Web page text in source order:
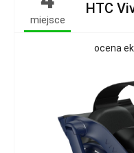
miejsce
HTC
ocena